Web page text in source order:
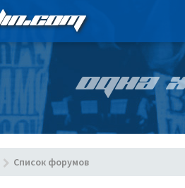
ОДНА
Список форумов